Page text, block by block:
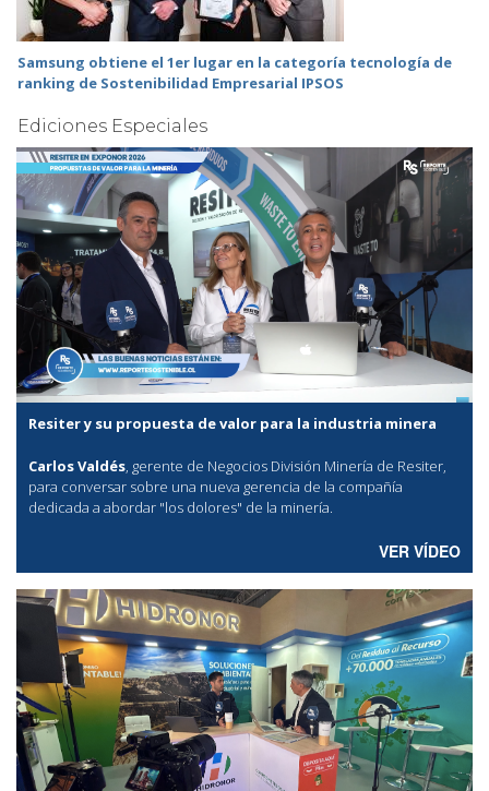
Samsung obtiene el 1er lugar en la categoría tecnología de
ranking de Sostenibilidad Empresarial IPSOS
Ediciones Especiales
Resiter y su propuesta de valor para la industria minera
Carlos Valdés, gerente de Negocios División Minería de Resiter,
para conversar sobre una nueva gerencia de la compañía
dedicada a abordar "los dolores" de la minería.
VER VÍDEO